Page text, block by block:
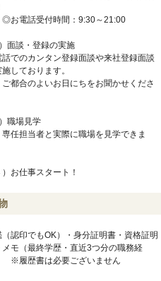
電話受付時間：9:30～21:00
）面談・登録の実施
話でのカンタン登録面談や来社登録面談
しております。
合のよいお日にちをお聞かせくださ
）職場見学
担当者と実際に職場を見学できま
）お仕事スタート！
（認印でもOK）・身分証明書・資格証明
メモ（最終学歴・直近3つ分の職務経
※履歴書は必要ございません